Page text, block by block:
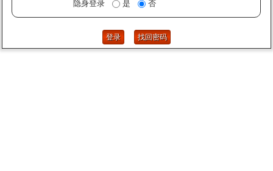
隐身登录 是 否